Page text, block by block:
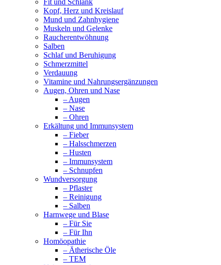
Fit und Schlank
Kopf, Herz und Kreislauf
Mund und Zahnhygiene
Muskeln und Gelenke
Raucherentwöhnung
Salben
Schlaf und Beruhigung
Schmerzmittel
Verdauung
Vitamine und Nahrungsergänzungen
Augen, Ohren und Nase
– Augen
– Nase
– Ohren
Erkältung und Immunsystem
– Fieber
– Halsschmerzen
– Husten
– Immunsystem
– Schnupfen
Wundversorgung
– Pflaster
– Reinigung
– Salben
Harnwege und Blase
– Für Sie
– Für Ihn
Homöopathie
– Ätherische Öle
– TEM